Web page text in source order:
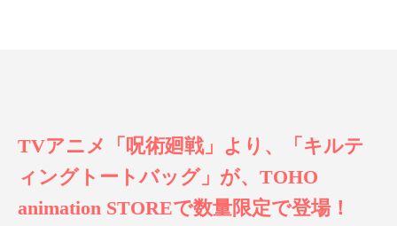
TVアニメ「呪術廻戦」より、「キルテ
ィングトートバッグ」が、TOHO
animation STOREで数量限定で登場！